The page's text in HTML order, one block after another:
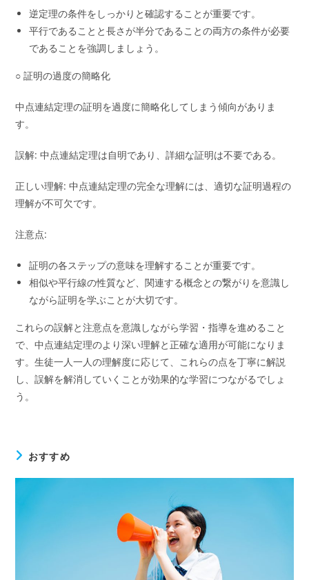
逆定理の条件をしっかりと確認することが重要です。
平行であることと長さが半分であることの両方の条件が必要
であることを強調しましょう。
○ 証明の過度の簡略化
中点連結定理の証明を過度に簡略化してしまう傾向がありま
す。
誤解: 中点連結定理は自明であり、詳細な証明は不要である。
正しい理解: 中点連結定理の完全な理解には、適切な証明過程の
理解が不可欠です。
注意点:
証明の各ステップの意味を理解することが重要です。
相似や平行線の性質など、関連する概念との繋がりを意識し
ながら証明を学ぶことが大切です。
これらの誤解と注意点を意識しながら学習・指導を進めること
で、中点連結定理のより深い理解と正確な適用が可能になりま
す。生徒一人一人の理解度に応じて、これらの点を丁寧に解説
し、誤解を解消していくことが効果的な学習につながるでしょ
う。
おすすめ